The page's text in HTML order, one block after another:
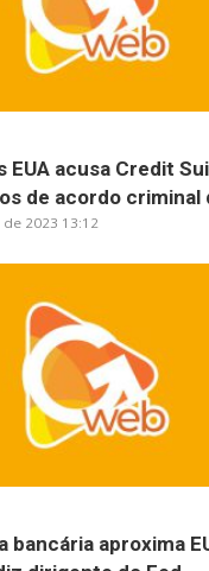
EUA acusa Credit
de acordo criminal
2023 13:12
bancária aproxima